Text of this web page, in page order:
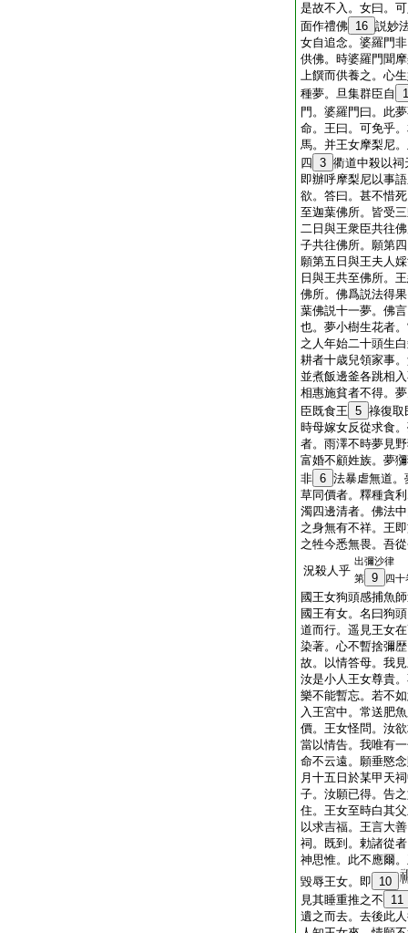
是故不入。女曰。
面作禮佛 16 説妙
女自追念。婆羅門
供佛。時婆羅門聞
上饌而供養之。心
種夢。旦集群臣自
1
門。婆羅門曰。此
命。王曰。可免乎
馬。并王女摩梨尼
四 3 衢道中殺以祠
即辦呼摩梨尼以事
欲。答曰。甚不惜
至迦葉佛所。皆受
二日與王衆臣共往
子共往佛所。願第
願第五日與王夫人
日與王共至佛所。
佛所。佛爲説法得
葉佛説十一夢。佛
也。夢小樹生花者
之人年始二十頭生
耕者十歳兒領家事
並煮飯邊釜各跳相
相惠施貧者不得。
臣既食王 5 祿復取
時母嫁女反從求食
者。雨澤不時夢見
富婚不顧姓族。夢
非 6 法暴虐無道。
草同價者。釋種貪
濁四邊清者。佛法
之身無有不祥。王
之牲今悉無畏。吾
況殺人乎
出彌沙律
第
9 四十
國王女狗頭感捕魚
國王有女。名曰狗
道而行。遥見王女
染著。心不暫捨彌
故。以情答母。我
汝是小人王女尊貴
樂不能暫忘。若不
入王宮中。常送肥
價。王女怪問。汝
當以情告。我唯有
命不云遠。願垂愍
月十五日於某甲天
子。汝願已得。告
住。王女至時白其
以求吉福。王言大
祠。既到。勅諸從
神思惟。此不應爾
毀辱王女。即
10
見其睡重推之不
11
遺之而去。去後此